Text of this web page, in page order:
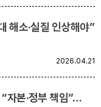
해소·실질 인상해야”
2026.04.21
자본·정부 책임”…